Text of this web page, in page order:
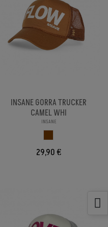
INSANE GORRA TRUCKER
CAMEL WHI
INSANE
29,90 €